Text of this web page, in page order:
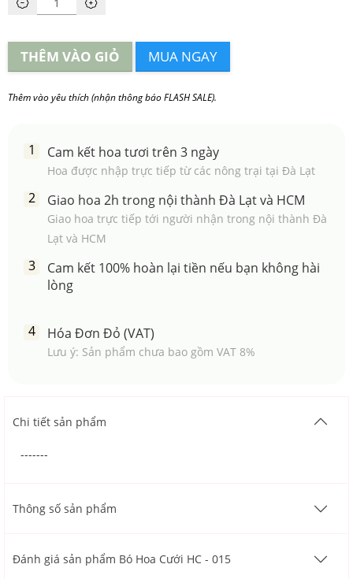
THÊM VÀO GIỎ MUA NGAY
Thêm vào yêu thích (nhận thông báo FLASH SALE).
Cam kết hoa tươi trên 3 ngày
Hoa được nhập trực tiếp từ các nông trại tại Đà Lạt
Giao hoa 2h trong nội thành Đà Lạt và HCM
Giao hoa trực tiếp tới người nhận trong nội thành Đà
Lạt và HCM
Cam kết 100% hoàn lại tiền nếu bạn không hài
lòng
Hóa Đơn Đỏ (VAT)
Lưu ý: Sản phẩm chưa bao gồm VAT 8%
Chi tiết sản phẩm
-------
Thông số sản phẩm
Đánh giá sản phẩm Bó Hoa Cưới HC - 015